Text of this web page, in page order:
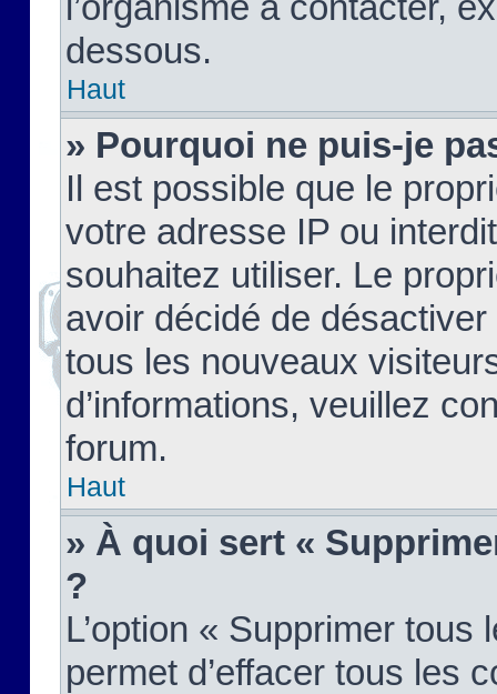
dessous.
Haut
» Pourquoi ne puis-je
Il est possible que le
votre adresse IP ou
souhaitez utiliser. Le
avoir décidé de
tous les nouveaux
d’informations, veuillez
forum.
Haut
» À quoi sert «
?
L’option « Supprimer
permet d’effacer tous les